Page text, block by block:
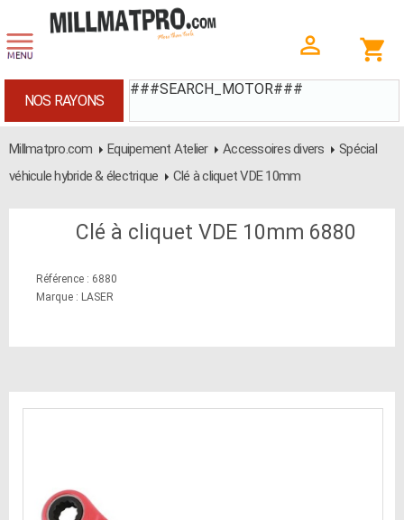
###SEARCH_MOTOR###
NOS RAYONS
Millmatpro.com Equipement Atelier Accessoires divers
Spécial
véhicule hybride & électrique
Clé à cliquet VDE 10mm
Clé à cliquet VDE 10mm 6880
Référence : 6880
Marque : LASER